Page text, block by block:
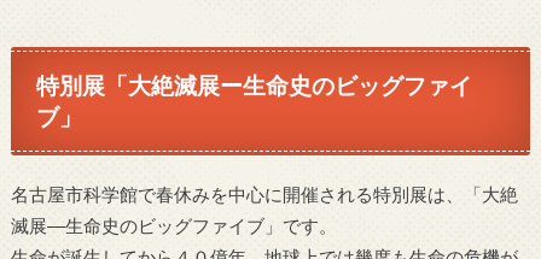
特別展「大絶滅展ー生命史のビッグファイ
ブ」
名古屋市科学館で春休みを中心に開催される特別展は、「大絶
滅展―生命史のビッグファイブ」です。